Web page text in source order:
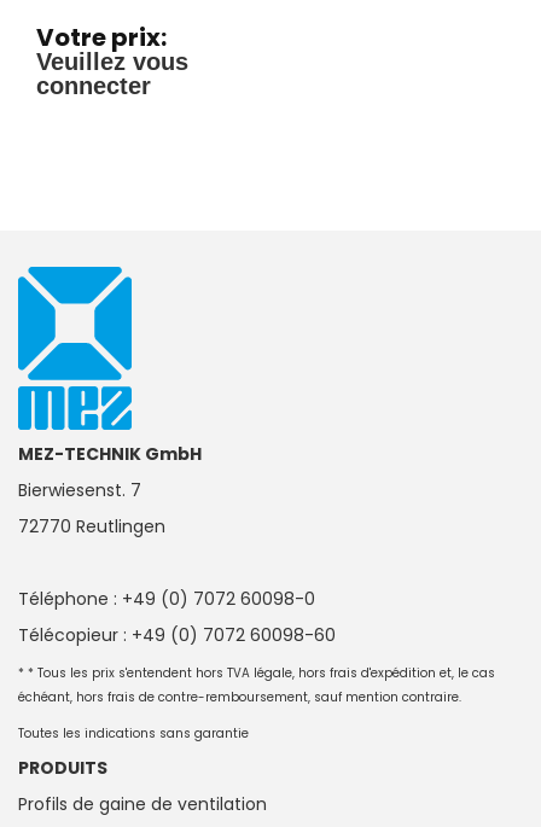
Votre prix:
Veuillez vous
connecter
MEZ-TECHNIK GmbH
Bierwiesenst. 7
72770 Reutlingen
Téléphone : +49 (0) 7072 60098-0
Télécopieur : +49 (0) 7072 60098-60
* * Tous les prix s'entendent hors TVA légale, hors frais d'expédition et, le cas
échéant, hors frais de contre-remboursement, sauf mention contraire.
Toutes les indications sans garantie
PRODUITS
Profils de gaine de ventilation